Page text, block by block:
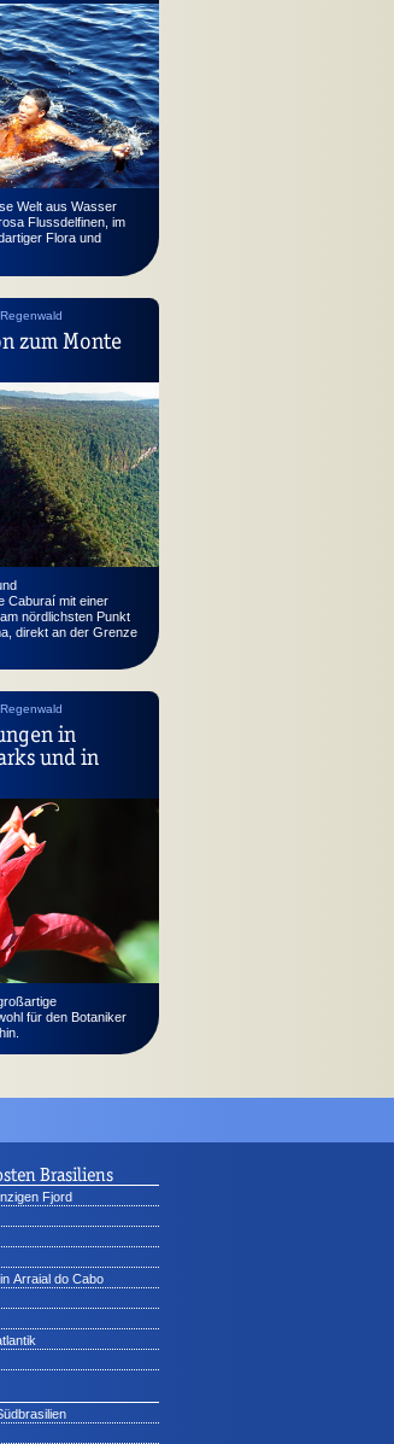
Welt aus Wasser
Flussdelfinen, im
Flora und
zum Monte
Caburaí mit einer
nördlichsten Punkt
direkt an der Grenze
in
und in
für den Botaniker
Brasiliens
Fjord
Arraial do Cabo